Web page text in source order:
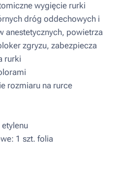
wygięcie rurki
dróg oddechowych i
anestetycznych, powietrza
zgryzu, zabezpiecza
rurki
rozmiaru na rurce
1 szt. folia